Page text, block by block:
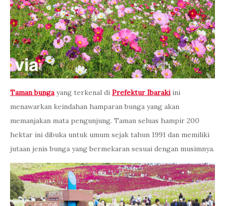
Taman bungayang terkenal di Prefektur Ibarakiini
menawarkan keindahan hamparan bunga yang akan
memanjakan mata pengunjung. Taman seluas hampir 200
hektar ini dibuka untuk umum sejak tahun 1991 dan memiliki
jutaan jenis bunga yang bermekaran sesuai dengan musimnya.